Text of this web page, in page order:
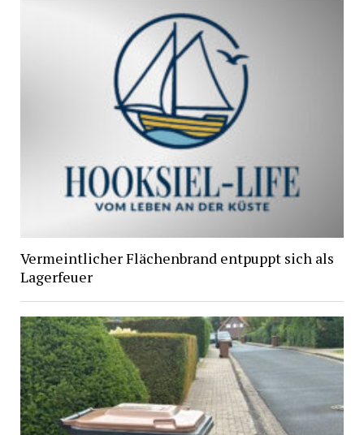
Vermeintlicher Flächenbrand entpuppt sich als
Lagerfeuer